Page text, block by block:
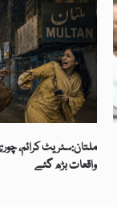
ملتان:سٹریٹ کرائم،
واقعات بڑھ گئے